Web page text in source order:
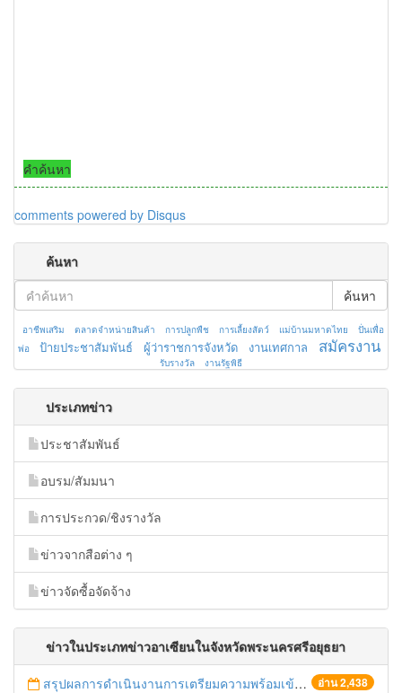
คำค้นหา
comments powered by Disqus
ค้นหา
ค้นหา
อาชีพเสริม ตลาดจำหน่ายสินค้า การปลูกพืช การเลี้ยงสัตว์ แม่บ้านมหาดไทย
ปั่นเพื่อ
พ่อ
ป้ายประชาสัมพันธ์ ผู้ว่าราชการจังหวัด งานเทศกาล สมัครงาน
รับรางวัล งานรัฐพิธี
ประเภทข่าว
ประชาสัมพันธ์
อบรม/สัมมนา
การประกวด/ชิงรางวัล
ข่าวจากสือต่าง ๆ
ข่าวจัดซื้อจัดจ้าง
ข่าวในประเภทข่าวอาเซียนในจังหวัดพระนครศรีอยุธยา
อ่าน 2,438
สรุปผลการดำเนินงานการเตรียมความพร้อมเข้าสู่ประชาคมอาเซียนจังหวัดพระนครศรีอยุธยา ประจำปี 2558